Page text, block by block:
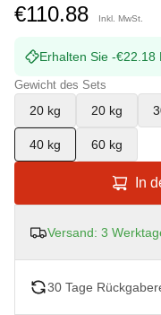
€110.88 Inkl. MwSt.
Erhalten Sie -€22.18
Gewicht des Sets
20 kg 20 kg
40 kg 60 kg
In
Versand: 3
30 Tage